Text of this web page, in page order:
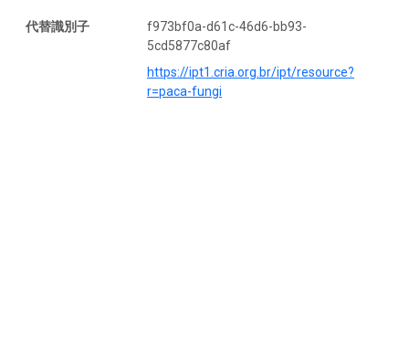
代替識別子
f973bf0a-d61c-46d6-bb93-
5cd5877c80af
https://ipt1.cria.org.br/ipt/resource?
r=paca-fungi